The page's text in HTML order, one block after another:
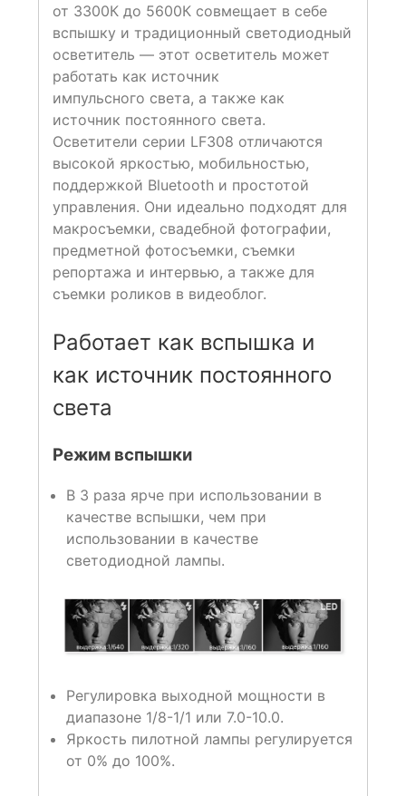
от 3300К до 5600К совмещает в себе
вспышку и традиционный светодиодный
осветитель — этот осветитель может
работать как источник
импульсного света, а также как
источник постоянного света.
Осветители серии LF308 отличаются
высокой яркостью, мобильностью,
поддержкой Bluetooth и простотой
управления. Они идеально подходят для
макросъемки, свадебной фотографии,
предметной фотосъемки, съемки
репортажа и интервью, а также для
съемки роликов в видеоблог.
Работает как вспышка и
как источник постоянного
света
Режим вспышки
В 3 раза ярче при использовании в
качестве вспышки, чем при
использовании в качестве
светодиодной лампы.
Регулировка выходной мощности в
диапазоне 1/8-1/1 или 7.0-10.0.
Яркость пилотной лампы регулируется
от 0% до 100%.